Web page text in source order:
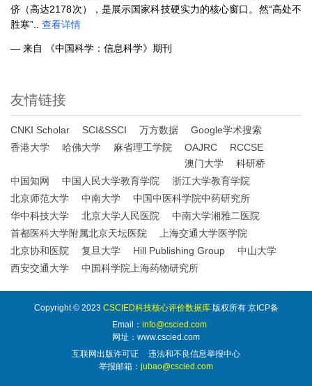
侪（高达2178次），是展示国家科技硬实力的核心窗口。然“高处不
胜寒”.. 查看详情
— 来自 《中国科学：信息科学》期刊
友情链接
CNKI Scholar SCI&SSCI 万方数据
Google学术搜索
香港大学
哈佛大学 麻省理工学院 OAJRC
RCCSE
澳门大学
科研桥
中国知网
中国人民大学教育学院
浙江大学教育学院
北京师范大学
中南大学
中国中医科学院中药研究所
华中科技大学
北京大学人民医院
中南大学湘雅二医院
首都医科大学附属北京天坛医院
上海交通大学医学院
北京协和医院
复旦大学 Hill Publishing Group
中山大学
西安交通大学
中国科学院上海药物研究所
Copyright © 2023 CSCIED科技核心评价数据库版权所有 京ICP备
Email： info@cscied.com
网址：www.cscied.com
互联网出版许可证
违法和不良信息举报中心
举报邮箱： jubao@cscied.com